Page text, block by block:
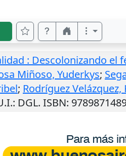
: Descolonizando el
Miñoso, Yuderkys;
; Rodríguez Velázquez,
: DGL. ISBN: